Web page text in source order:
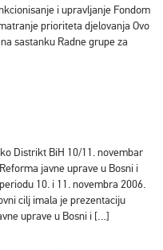
i upravljanje Fondom
prioriteta djelovanja Ovo
sastanku Radne grupe za
Distrikt BiH 10/11. novembar
javne uprave u Bosni i
10. i 11. novembra 2006.
cilj imala je prezentaciju
uprave u Bosni i […]